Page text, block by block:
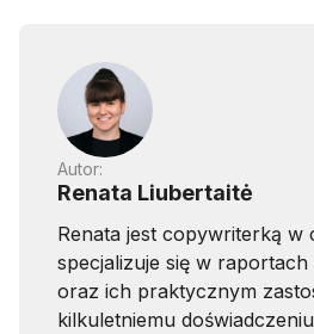
Autor:
Renata Liubertaitė
Renata jest copywriterką w
specjalizuje się w
oraz ich praktycznym
kilkuletniemu